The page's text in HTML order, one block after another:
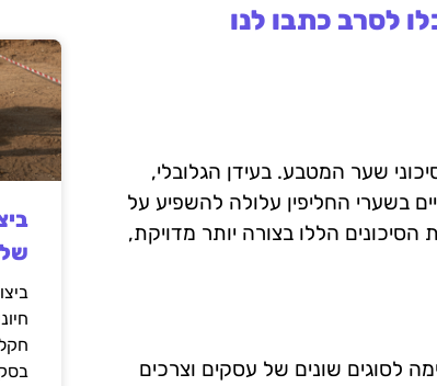
לסרב כתבו לנו
שער המטבע. בעידן הגלובלי,
בשערי החליפין עלולה להשפיע על
הללו בצורה יותר מדויקת,
לסוגים שונים של עסקים וצרכים